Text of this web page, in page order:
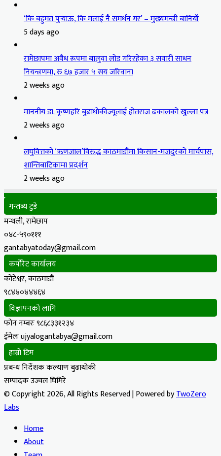
‘कि बहुमत पुर्‍याऊ, कि मलाई नै समर्थन गर’ – मुख्यमन्त्री बानियाँ
5 days ago
रामेछापमा अवैध रूपमा बालुवा लोड गरिरहेका ३ सवारी साधन
नियन्त्रणमा, रु ६७ हजार ५ सय जरिवाना
2 weeks ago
माननीय डा. कृष्णहरि बुढाथोकीज्यूलाई होतराज ढकालको खुल्ला पत्र
2 weeks ago
लघुवित्तको ‘ऋणजाल’विरुद्ध काठमाडौंमा किसान-मजदुरको मार्चपास,
शान्तिबाटिकामा प्रदर्शन
2 weeks ago
गन्तब्य टुडे
मन्थली, रामेछाप
०४८-५९०१११
gantabyatoday@gmail.com
कर्पोरेट कार्यालय
कोटेश्वर, काठमाडौं
९८४४०४४४६४
विज्ञापनको लागि
फोन नम्बरः ९८६८३३१२३४
ईमेलः ujyalogantabya@gmail.com
हाम्रो टिम
प्रबन्ध निर्देशक कल्याण बुढाथोकी
सम्पादक उज्वल घिमिरे
© Copyright 2026, All Rights Reserved | Powered byTwoZero
Labs
Home
About